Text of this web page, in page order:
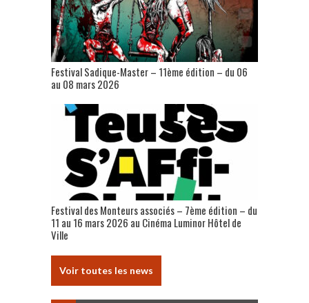
Festival Sadique-Master – 11ème édition – du 06
au 08 mars 2026
Festival des Monteurs associés – 7ème édition – du
11 au 16 mars 2026 au Cinéma Luminor Hôtel de
Ville
Voir toutes les news